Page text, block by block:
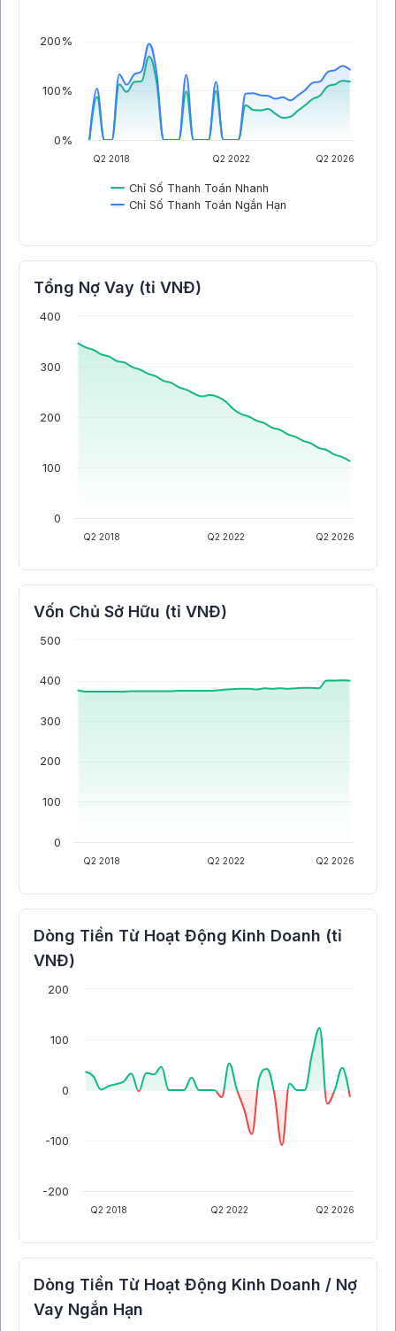
Chỉ Số Thanh Toán Nhanh
Chỉ Số Thanh Toán Ngắn Hạn
Q2 2018 Q2 2022 Q2 2026
0%
100%
200%
Tổng Nợ Vay (tỉ VNĐ)
Q2 2018 Q2 2022 Q2 2026
0
100
200
300
400
Vốn Chủ Sở Hữu (tỉ VNĐ)
Q2 2018 Q2 2022 Q2 2026
0
100
200
300
400
500
Dòng Tiền Từ Hoạt Động Kinh Doanh (tỉ
VNĐ)
Q2 2018 Q2 2022 Q2 2026
-200
-100
0
100
200
Dòng Tiền Từ Hoạt Động Kinh Doanh / Nợ
Vay Ngắn Hạn